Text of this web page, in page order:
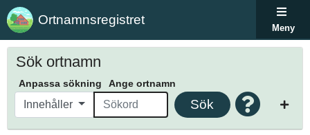
Ortnamnsregistret
Meny
Sök ortnamn
Anpassa sökning Ange ortnamn
Innehåller Sök